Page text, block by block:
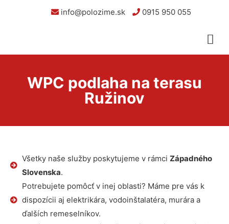
info@polozime.sk 0915 950 055
WPC podlaha na terasu
Ružinov
Všetky naše služby poskytujeme v rámci Západného
Slovenska.
Potrebujete pomôcť v inej oblasti? Máme pre vás k
dispozícii aj elektrikára, vodoinštalatéra, murára a
ďalších remeselníkov.